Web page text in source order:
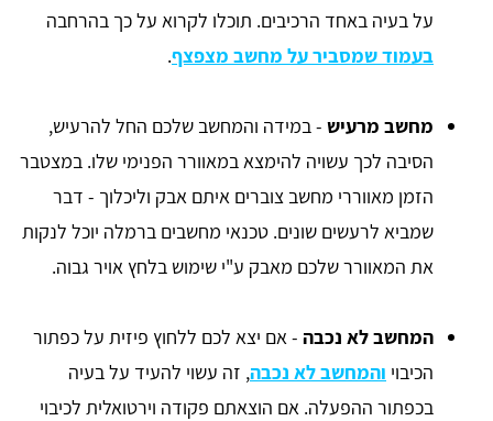
על בעיה באחד הרכיבים. תוכלו לקרוא על כך בהרחבה
בעמוד שמסביר על מחשב מצפצף.
מחשב מרעיש - במידה והמחשב שלכם החל להרעיש,
הסיבה לכך עשויה להימצא במאוורר הפנימי שלו. במצטבר
הזמן מאווררי מחשב צוברים איתם אבק וליכלוך - דבר
שמביא לרעשים שונים. טכנאי מחשבים ברמלה יוכל לנקות
את המאוורר שלכם מאבק ע"י שימוש בלחץ אויר גבוה.
המחשב לא נכבה - אם יצא לכם ללחוץ פיזית על כפתור
הכיבוי והמחשב לא נכבה, זה עשוי להעיד על בעיה
בכפתור ההפעלה. אם הוצאתם פקודה וירטואלית לכיבוי